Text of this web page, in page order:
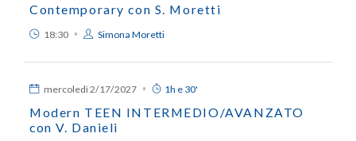
Contemporary con S. Moretti
18:30 Simona Moretti
mercoledì 2/17/2027 1h e 30'
Modern TEEN INTERMEDIO/AVANZATO
con V. Danieli